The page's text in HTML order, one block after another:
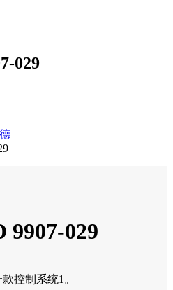
029
9907-029
控制系统1。